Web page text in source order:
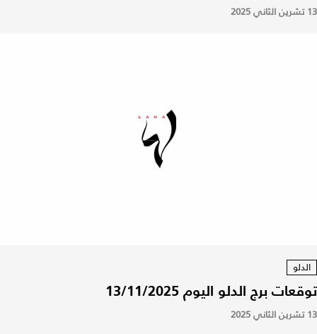
13 تشرين الثاني 2025
الدلو
توقعات برج الدلو اليوم 13/11/2025
13 تشرين الثاني 2025